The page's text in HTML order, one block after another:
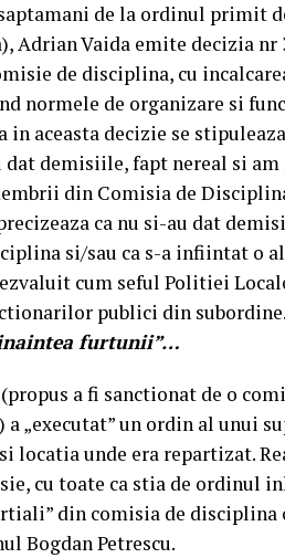
de la ordinul primit
Adrian Vaida emite decizia nr
de disciplina, cu
normele de organizare si
in aceasta decizie se
demisiile, fapt nereal si
din Comisia de
ca nu si-au dat
si/sau ca s-a infiintat o
cum seful Politiei
publici din subordine.
furtunii”…
a fi sanctionat de o
a „executat” un ordin al unui
locatia unde era repartizat.
cu toate ca stia de ordinul
din comisia de disciplina
Bogdan Petrescu.